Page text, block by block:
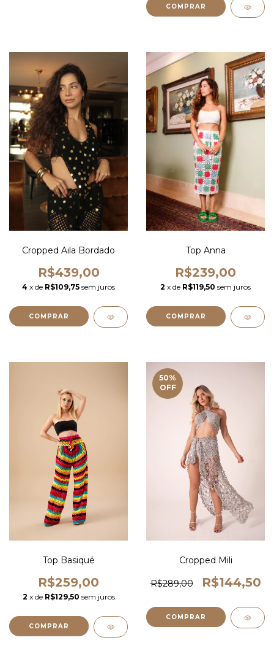
COMPRAR
Cropped Aila Bordado
R$439,00
4 x de R$109,75 sem juros
COMPRAR
Top Anna
R$239,00
2 x de R$119,50 sem juros
COMPRAR
Top Basiqué
R$259,00
2 x de R$129,50 sem juros
COMPRAR
50%
OFF
Cropped Mili
R$289,00 R$144,50
COMPRAR